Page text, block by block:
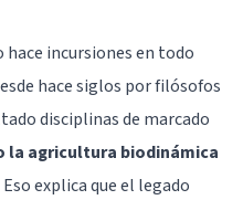
incursiones en todo
hace siglos por filósofos
disciplinas de marcado
la agricultura biodinámica
Eso explica que el legado